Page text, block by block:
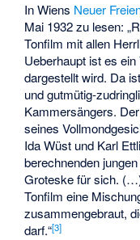
In Wiens Neuer
Mai 1932 zu lesen:
Tonfilm mit allen
Ueberhaupt ist es
dargestellt wird. Da
und gutmütig-
Kammersängers.
seines
Ida Wüst und Karl
berechnenden
Groteske für sich.
Tonfilm eine
zusammengebraut,
darf.“[3]